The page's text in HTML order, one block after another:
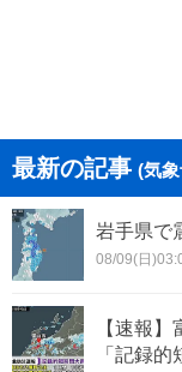
最新の記事 (気
岩手県で
08/09(日
【速報
「記録